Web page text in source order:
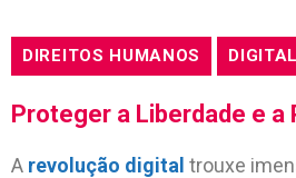
DIREITOS HUMANOS DIGITAL
Proteger a Liberdade e a
A revolução digital trouxe